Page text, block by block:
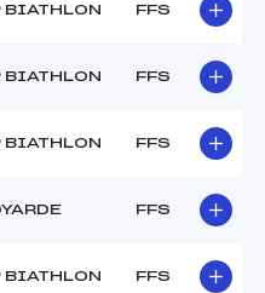
BIATHLON FFS
BIATHLON FFS
BIATHLON FFS
FFS
BIATHLON FFS